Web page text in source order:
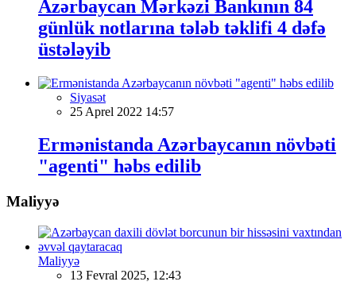
Azərbaycan Mərkəzi Bankının 84
günlük notlarına tələb təklifi 4 dəfə
üstələyib
Siyasət
25 Aprel 2022 14:57
Ermənistanda Azərbaycanın növbəti
"agenti" həbs edilib
Maliyyə
Maliyyə
13 Fevral 2025, 12:43